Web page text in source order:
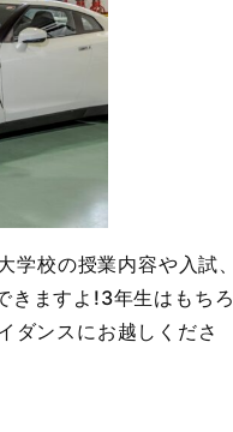
校の授業内容や入試、
きますよ!3年生はもちろ
ダンスにお越しくださ